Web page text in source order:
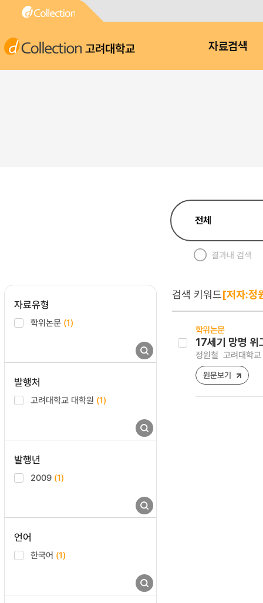
고려대학교 자료검색
결과내 검색
자료유형
학위논문 (1)
발행처
고려대학교 대학원 (1)
발행년
2009 (1)
언어
한국어 (1)
검색 키워드[저자:정
학위논문
17세기 망명 위
정원철 고려대학
원문보기